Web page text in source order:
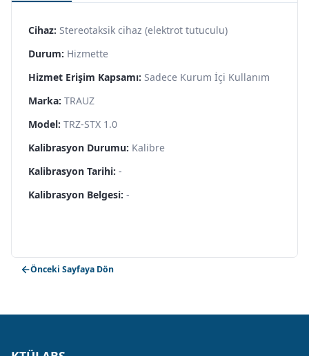
Cihaz: Stereotaksik cihaz (elektrot tutuculu)
Durum: Hizmette
Hizmet Erişim Kapsamı: Sadece Kurum İçi Kullanım
Marka: TRAUZ
Model: TRZ-STX 1.0
Kalibrasyon Durumu: Kalibre
Kalibrasyon Tarihi: -
Kalibrasyon Belgesi: -
Önceki Sayfaya Dön